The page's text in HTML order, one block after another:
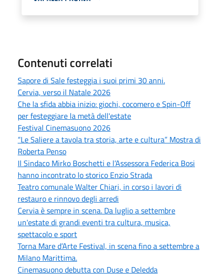
Contenuti correlati
Sapore di Sale festeggia i suoi primi 30 anni.
Cervia, verso il Natale 2026
Che la sfida abbia inizio: giochi, cocomero e Spin-Off
per festeggiare la metà dell'estate
Festival Cinemasuono 2026
“Le Saliere a tavola tra storia, arte e cultura” Mostra di
Roberta Penso
Il Sindaco Mirko Boschetti e l’Assessora Federica Bosi
hanno incontrato lo storico Enzio Strada
Teatro comunale Walter Chiari, in corso i lavori di
restauro e rinnovo degli arredi
Cervia è sempre in scena. Da luglio a settembre
un'estate di grandi eventi tra cultura, musica,
spettacolo e sport
Torna Mare d’Arte Festival, in scena fino a settembre a
Milano Marittima.
Cinemasuono debutta con Duse e Deledda